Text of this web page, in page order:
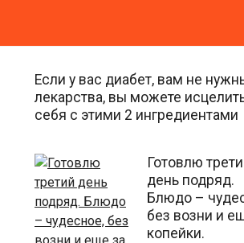
Если у вас диабет, вам не
лекарства, вы можете
себя с этими 2 ингредиентами
Готовлю
день подряд.
Блюдо –
без возни и
копейки.